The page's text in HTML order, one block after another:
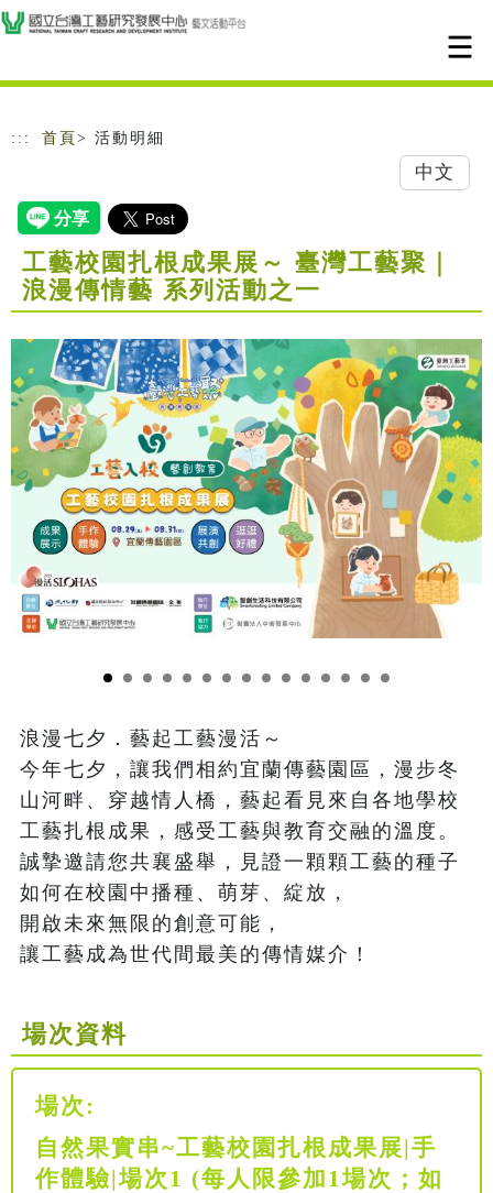
跳到主要內容
網站導覽
::: 首頁 > 活動明細
中文
工藝校園扎根成果展～ 臺灣工藝聚｜
浪漫傳情藝 系列活動之一
浪漫七夕．藝起工藝漫活～
今年七夕，讓我們相約宜蘭傳藝園區，漫步冬
山河畔、穿越情人橋，藝起看見來自各地學校
工藝扎根成果，感受工藝與教育交融的溫度。
誠摯邀請您共襄盛舉，見證一顆顆工藝的種子
如何在校園中播種、萌芽、綻放，
開啟未來無限的創意可能，
讓工藝成為世代間最美的傳情媒介！
場次資料
場次:
自然果實串~工藝校園扎根成果展|手
作體驗|場次1 (每人限參加1場次；如